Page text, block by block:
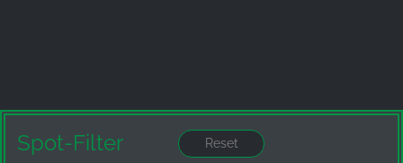
Spot-Filter
Name: